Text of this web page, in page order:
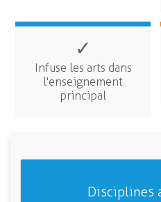
✓
Infuse les arts dans
l'enseignement
principal
Disciplines